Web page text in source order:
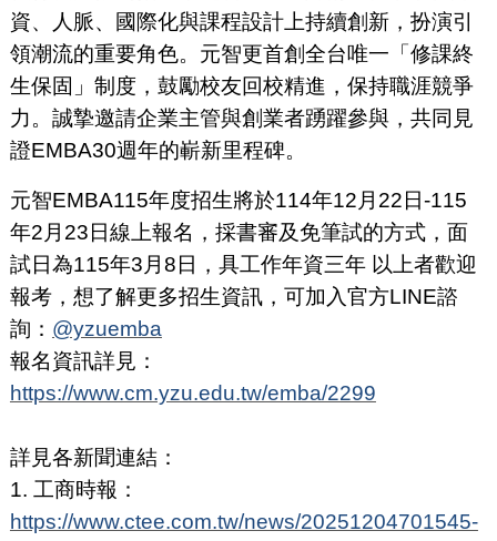
資、人脈、國際化與課程設計上持續創新，扮演引
領潮流的重要角色。元智更首創全台唯一「修課終
生保固」制度，鼓勵校友回校精進，保持職涯競爭
力。誠摯邀請企業主管與創業者踴躍參與，共同見
證EMBA30週年的嶄新里程碑。
元智EMBA115年度招生將於114年12月22日-115
年2月23日線上報名，採書審及免筆試的方式，面
試日為115年3月8日，具工作年資三年 以上者歡迎
報考，想了解更多招生資訊，可加入官方LINE諮
詢： @yzuemba
報名資訊詳見：
https://www.cm.yzu.edu.tw/emba/2299
詳見各新聞連結：
1. 工商時報：
https://www.ctee.com.tw/news/20251204701545-